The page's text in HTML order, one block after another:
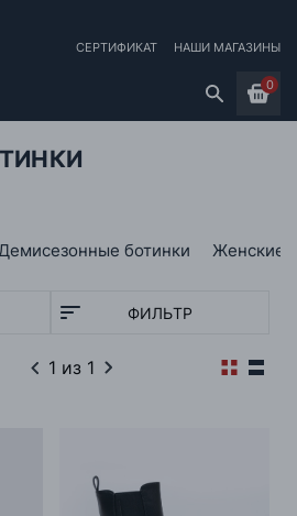
СЕРТИФИКАТ НАШИ МАГАЗИНЫ
0
ботинки Женские
ФИЛЬТР
1 из 1